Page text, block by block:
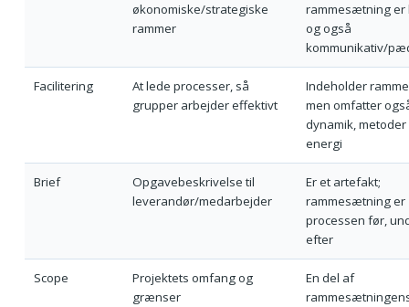
økonomiske/strategiske
rammer
rammesætning er
og også
kommunikativ/
Facilitering
At lede processer, så
grupper arbejder effektivt
Indeholder
men omfatter
dynamik, metoder
energi
Brief
Opgavebeskrivelse til
leverandør/medarbejder
Er et artefakt;
rammesætning er
processen før,
efter
Scope
Projektets omfang og
grænser
En del af